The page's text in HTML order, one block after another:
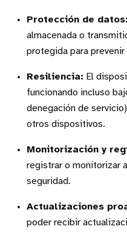
Protección de datos:
almacenada o
protegida para
Resiliencia: El
funcionando incluso
denegación de
otros dispositivos.
Monitorización y
registrar o monitorizar
seguridad.
Actualizaciones
poder recibir